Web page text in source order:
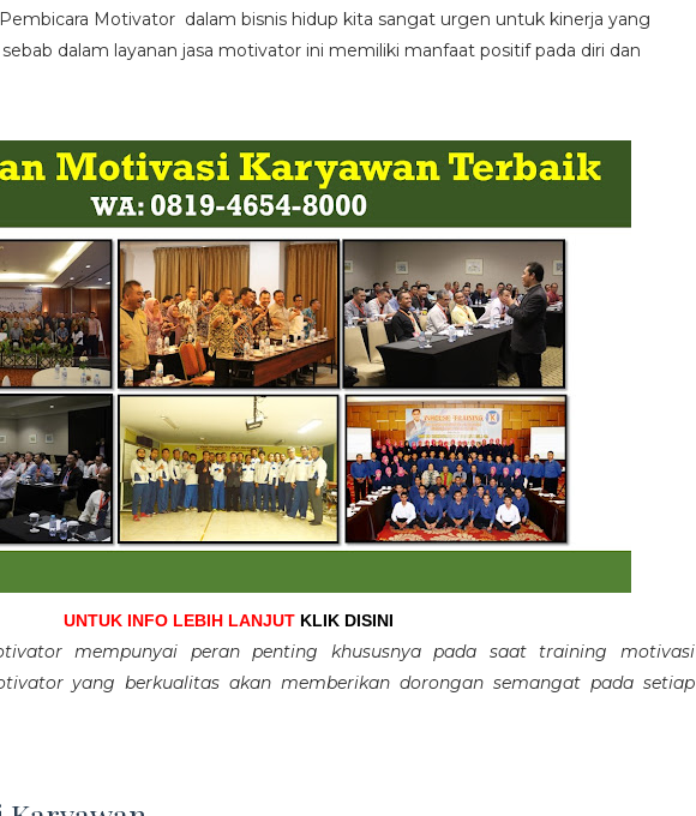
Motivator dalam bisnis hidup kita sangat urgen untuk kinerja yang
dalam layanan jasa motivator ini memiliki manfaat positif pada diri dan
UNTUK INFO LEBIH LANJUT KLIK DISINI
mempunyai peran penting khususnya pada saat training motivasi
yang berkualitas akan memberikan dorongan semangat pada setiap